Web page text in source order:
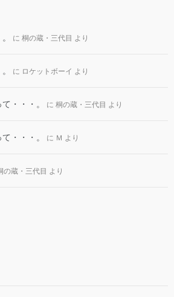
に 桐の蔵・三代目 より
に ロケットボーイ より
・・・。 に 桐の蔵・三代目 より
・・・。 に Ｍ より
の蔵・三代目 より